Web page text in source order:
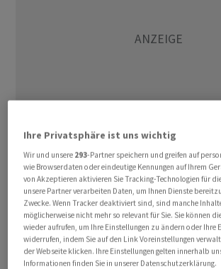
Laut der für die Meere zuständigen US-
soll ein Rotationszugang für die
werden. Umweltverbände warnen
Schäden durch den Fang von
meist vom Meeresboden abgeschabt
Angaben der Umweltorganisation
Ihre Privatsphäre ist uns wichtig
Wir und unsere 293-Partner speichern und greifen auf
wie Browserdaten oder eindeutige Kennungen auf Ihrem
von Akzeptieren aktivieren Sie Tracking-Technologien für
unsere Partner verarbeiten Daten, um Ihnen Dienste
Zwecke. Wenn Tracker deaktiviert sind, sind manche
möglicherweise nicht mehr so relevant für Sie. Sie können
wieder aufrufen, um Ihre Einstellungen zu ändern oder Ihre
widerrufen, indem Sie auf den Link Voreinstellungen
der Webseite klicken. Ihre Einstellungen gelten innerhalb
Informationen finden Sie in unserer Datenschutzerklärung.